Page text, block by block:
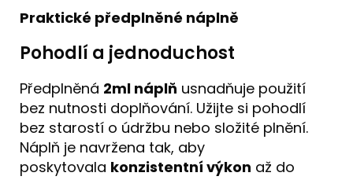
Praktické předplněné náplně
Pohodlí a jednoduchost
Předplněná 2ml náplň usnadňuje použití
bez nutnosti doplňování. Užijte si pohodlí
bez starostí o údržbu nebo složité plnění.
Náplň je navržena tak, aby
poskytovala konzistentní výkon až do